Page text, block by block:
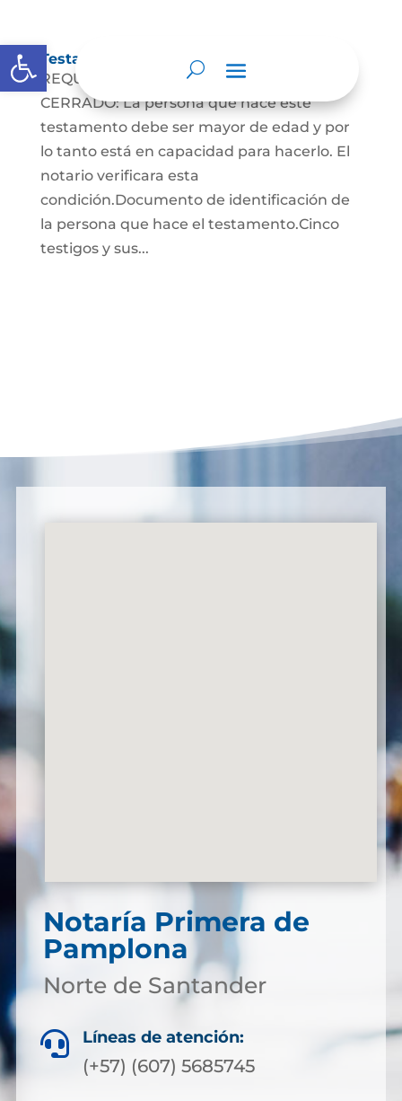
Abrir barra de herramientas
Testamento Cerrado
REQUISITOS PARA EL TESTAMENTO
CERRADO: La persona que hace este
testamento debe ser mayor de edad y por
lo tanto está en capacidad para hacerlo. El
notario verificara esta
condición.Documento de identificación de
la persona que hace el testamento.Cinco
testigos y sus...
Notaría Primera de
Pamplona
Norte de Santander
 Líneas de atención:
(+57) (607) 5685745